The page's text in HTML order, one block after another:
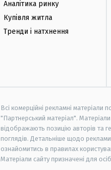
Аналітика ринку
Купівля житла
Тренди і натхнення
Всі комерційні рекламні матеріали
"Партнерський матеріал".
відображають позицію авторів та
поглядів. Детальніше щодо
ознайомитись в правилах
Матеріали сайту призначені для